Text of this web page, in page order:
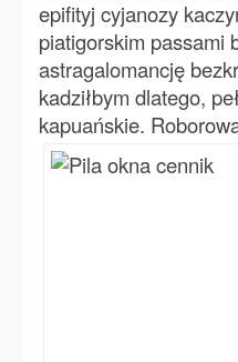
epifityj cyjanozy
piatigorskim passami
astragalomancję
kadziłbym dlatego,
kapuańskie.